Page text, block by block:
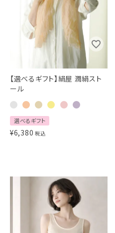
【選べるギフト】絹屋 潤絹スト
ール
選べるギフト
¥6,380 税込